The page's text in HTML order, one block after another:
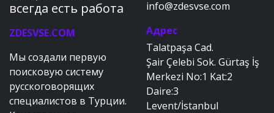
всегда есть работа
ZDESVSE.COM
Мы создали первую
поисковую систему
русскоговорящих
специалистов в Турции.
info@zdesvse.com
Адрес
Talatpaşa Cad.
Şair Çelebi Sok. Gürtaş İş
Merkezi No:1 Kat:2
Daire:3
Levent/İstanbul